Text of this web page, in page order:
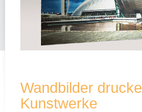
Wandbilder
Kunstwerke